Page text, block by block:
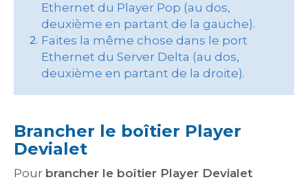
Ethernet du Player Pop (au dos,
deuxième en partant de la gauche).
Faites la même chose dans le port
Ethernet du Server Delta (au dos,
deuxième en partant de la droite).
Brancher le boîtier Player
Devialet
Pour brancher le boîtier Player Devialet